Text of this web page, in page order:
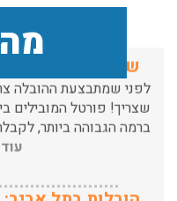
לפני שמתבצעת ההובלה
שצריך! פורטל המובילים
ברמה הגבוהה ביותר,
עודכן
הובלות בתל אביב:
עודכן